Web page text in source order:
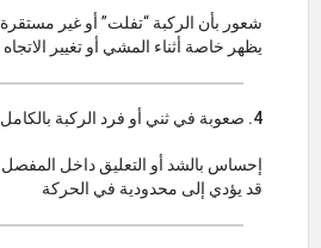
شعور بأن الركبة “تفلت” أو غير مستقرة
يظهر خاصة أثناء المشي أو تغيير الاتجاه
4. صعوبة في ثني أو فرد الركبة بالكامل
إحساس بالشد أو التعليق داخل المفصل
قد يؤدي إلى محدودية في الحركة